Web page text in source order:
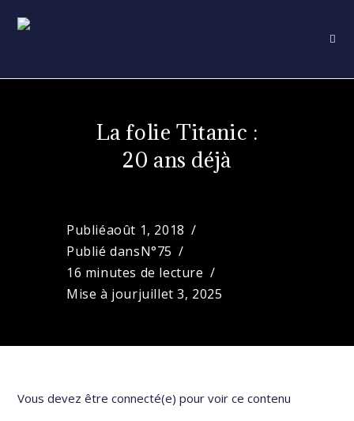
La folie Titanic :
20 ans déjà
Publiéaoût 1, 2018
Publié dansN°75
16 minutes de lecture
Mise à jourjuillet 3, 2025
Vous devez être connecté(e) pour voir ce contenu